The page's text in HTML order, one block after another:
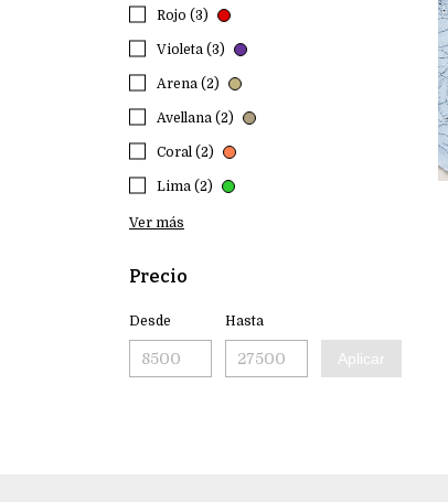
Rojo (3)
Violeta (3)
Arena (2)
Avellana (2)
Coral (2)
Lima (2)
Ver más
Precio
Desde Hasta
Aplicar